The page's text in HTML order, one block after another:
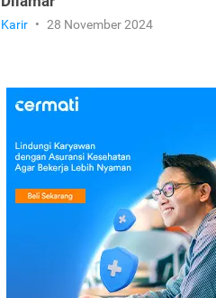
Karir • 28 November 2024